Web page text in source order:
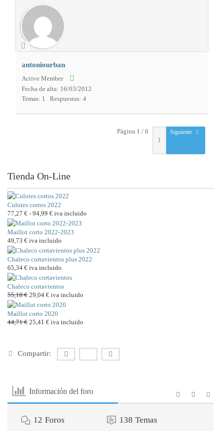
antoniourban
Active Member
Fecha de alta: 16/03/2012
Temas: 1
Respuestas: 4
Página 1 / 6 Siguiente
Tienda On-Line
Culotes cortos 2022
77,27 € - 94,99 € Rango
de
precios:
desde
77,27 €
hasta
iva incluido
Maillot corto 2022-2023
49,73 € iva incluido
Chaleco cortavientos plus 2022
65,34 € iva incluido
Chaleco cortavientos
55,18€ El
precio
original
era:
29,04 € El
precio
actual
es:
iva incluido
Maillot corto 2020
44,71€ El
era:
25,41 € El
es:
25,41 €.
iva incluido
Compartir:
Información del foro
12 Foros 138 Temas